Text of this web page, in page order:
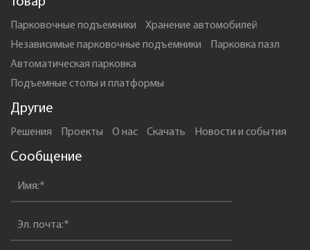
Парковочные подъемники
Xранение автомобилей
Независимые парковочные подъемники
Парковка пазл
Автоматическая парковка
Подъемные столы и платформы
Другие
Решения Проекты О нас Скачать Новости и события
Сообщение